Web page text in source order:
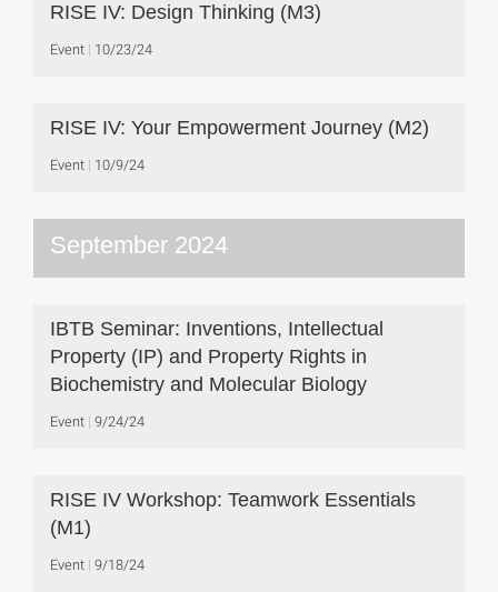
RISE IV: Design Thinking (M3)
Event 10/23/24
RISE IV: Your Empowerment Journey (M2)
Event 10/9/24
September 2024
IBTB Seminar: Inventions, Intellectual
Property (IP) and Property Rights in
Biochemistry and Molecular Biology
Event 9/24/24
RISE IV Workshop: Teamwork Essentials
(M1)
Event 9/18/24